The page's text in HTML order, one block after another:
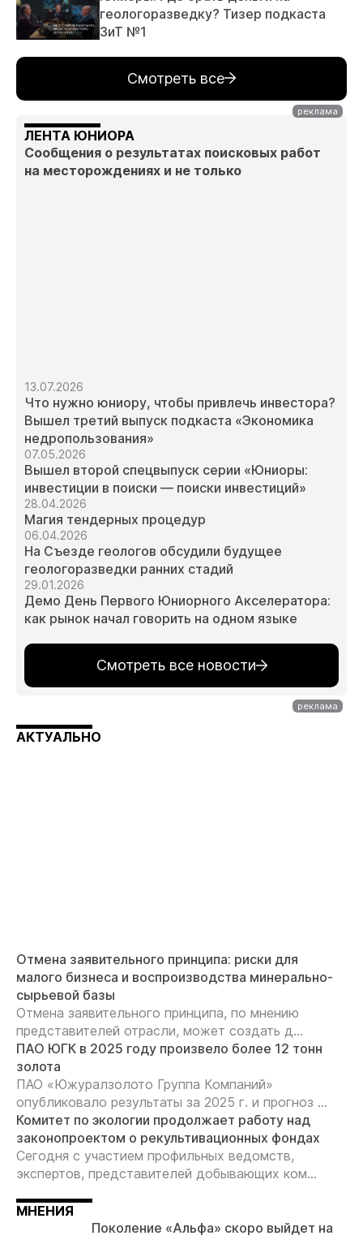
геологоразведку? Тизер подкаста
ЗиТ №1
Смотреть все
ЛЕНТА ЮНИОРА
Сообщения о результатах поисковых работ
на месторождениях и не только
13.07.2026
Что нужно юниору, чтобы привлечь инвестора?
Вышел третий выпуск подкаста «Экономика
недропользования»
07.05.2026
Вышел второй спецвыпуск серии «Юниоры:
инвестиции в поиски — поиски инвестиций»
28.04.2026
Магия тендерных процедур
06.04.2026
На Съезде геологов обсудили будущее
геологоразведки ранних стадий
29.01.2026
Демо День Первого Юниорного Акселератора:
как рынок начал говорить на одном языке
Смотреть все новости
АКТУАЛЬНО
Отмена заявительного принципа: риски для
малого бизнеса и воспроизводства минерально-
сырьевой базы
Отмена заявительного принципа, по мнению
представителей отрасли, может создать д...
ПАО ЮГК в 2025 году произвело более 12 тонн
золота
ПАО «Южуралзолото Группа Компаний»
опубликовало результаты за 2025 г. и прогноз ...
Комитет по экологии продолжает работу над
законопроектом о рекультивационных фондах
Сегодня с участием профильных ведомств,
экспертов, представителей добывающих ком...
МНЕНИЯ
Поколение «Альфа» скоро выйдет на